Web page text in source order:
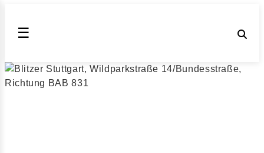
☰
Zu schnell in der in Stuttgart,